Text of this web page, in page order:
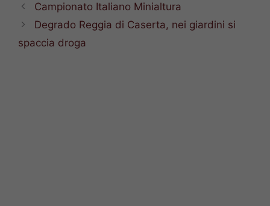
Campionato Italiano Minialtura
Degrado Reggia di Caserta, nei giardini si
spaccia droga